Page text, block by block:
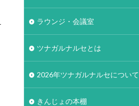
ラウンジ・会議室
ツナガルナルセとは
2026年ツナガルナルセについて
きんじょの本棚